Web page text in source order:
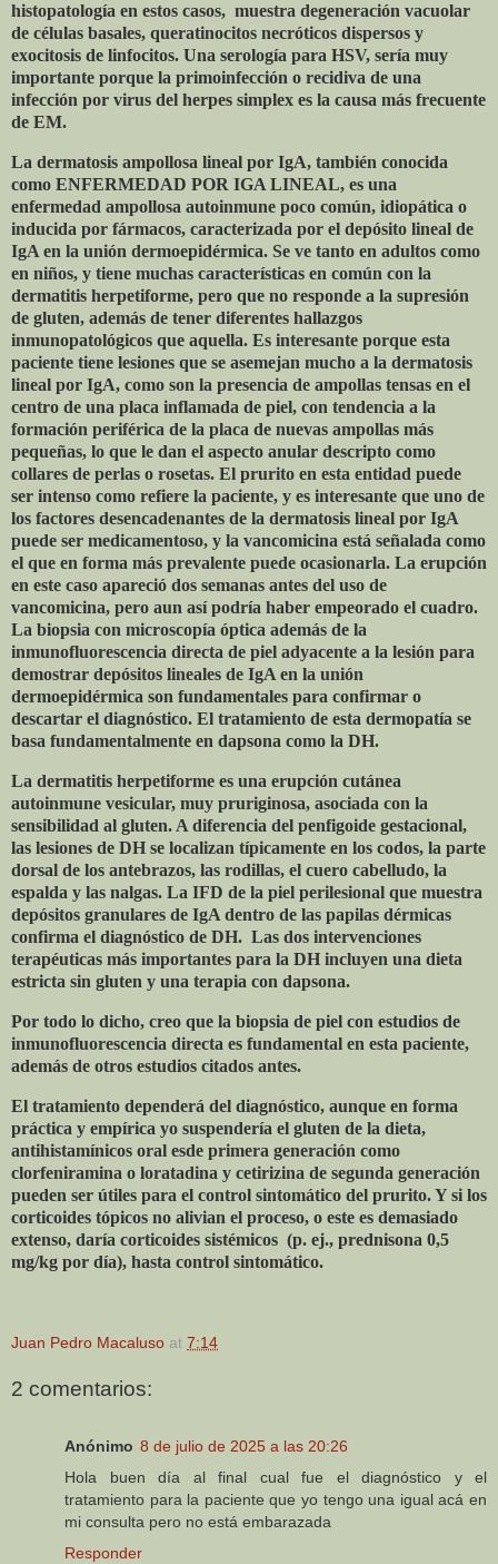
histopatología en estos casos, muestra degeneración vacuolar
de células basales, queratinocitos necróticos dispersos y
exocitosis de linfocitos. Una serología para HSV, sería muy
importante porque la primoinfección o recidiva de una
infección por virus del herpes simplex es la causa más frecuente
de EM.
La dermatosis ampollosa lineal por IgA, también conocida
como ENFERMEDAD POR IGA LINEAL, es una
enfermedad ampollosa autoinmune poco común, idiopática o
inducida por fármacos, caracterizada por el depósito lineal de
IgA en la unión dermoepidérmica. Se ve tanto en adultos como
en niños, y tiene muchas características en común con la
dermatitis herpetiforme, pero que no responde a la supresión
de gluten, además de tener diferentes hallazgos
inmunopatológicos que aquella. Es interesante porque esta
paciente tiene lesiones que se asemejan mucho a la dermatosis
lineal por IgA, como son la presencia de ampollas tensas en el
centro de una placa inflamada de piel, con tendencia a la
formación periférica de la placa de nuevas ampollas más
pequeñas, lo que le dan el aspecto anular descripto como
collares de perlas o rosetas. El prurito en esta entidad puede
ser intenso como refiere la paciente, y es interesante que uno de
los factores desencadenantes de la dermatosis lineal por IgA
puede ser medicamentoso, y la vancomicina está señalada como
el que en forma más prevalente puede ocasionarla. La erupción
en este caso apareció dos semanas antes del uso de
vancomicina, pero aun así podría haber empeorado el cuadro.
La biopsia con microscopía óptica además de la
inmunofluorescencia directa de piel adyacente a la lesión para
demostrar depósitos lineales de IgA en la unión
dermoepidérmica son fundamentales para confirmar o
descartar el diagnóstico. El tratamiento de esta dermopatía se
basa fundamentalmente en dapsona como la DH.
La dermatitis herpetiforme es una erupción cutánea
autoinmune vesicular, muy pruriginosa, asociada con la
sensibilidad al gluten. A diferencia del penfigoide gestacional,
las lesiones de DH se localizan típicamente en los codos, la parte
dorsal de los antebrazos, las rodillas, el cuero cabelludo, la
espalda y las nalgas. La IFD de la piel perilesional que muestra
depósitos granulares de IgA dentro de las papilas dérmicas
confirma el diagnóstico de DH. Las dos intervenciones
terapéuticas más importantes para la DH incluyen una dieta
estricta sin gluten y una terapia con dapsona.
Por todo lo dicho, creo que la biopsia de piel con estudios de
inmunofluorescencia directa es fundamental en esta paciente,
además de otros estudios citados antes.
El tratamiento dependerá del diagnóstico, aunque en forma
práctica y empírica yo suspendería el gluten de la dieta,
antihistamínicos oral esde primera generación como
clorfeniramina o loratadina y cetirizina de segunda generación
pueden ser útiles para el control sintomático del prurito. Y si los
corticoides tópicos no alivian el proceso, o este es demasiado
extenso, daría corticoides sistémicos (p. ej., prednisona 0,5
mg/kg por día), hasta control sintomático.
Juan Pedro Macaluso at 7:14
2 comentarios:
Anónimo 8 de julio de 2025 a las 20:26
Hola buen día al final cual fue el diagnóstico y el
tratamiento para la paciente que yo tengo una igual acá en
mi consulta pero no está embarazada
Responder